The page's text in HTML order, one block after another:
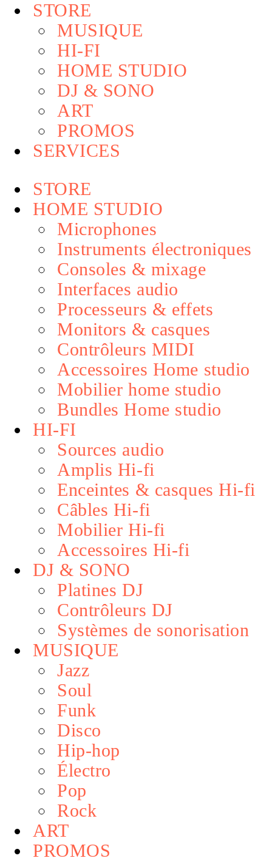
STORE
MUSIQUE
HI-FI
HOME STUDIO
DJ & SONO
ART
PROMOS
SERVICES
STORE
HOME STUDIO
Microphones
Instruments électroniques
Consoles & mixage
Interfaces audio
Processeurs & effets
Monitors & casques
Contrôleurs MIDI
Accessoires Home studio
Mobilier home studio
Bundles Home studio
HI-FI
Sources audio
Amplis Hi-fi
Enceintes & casques Hi-fi
Câbles Hi-fi
Mobilier Hi-fi
Accessoires Hi-fi
DJ & SONO
Platines DJ
Contrôleurs DJ
Systèmes de sonorisation
MUSIQUE
Jazz
Soul
Funk
Disco
Hip-hop
Électro
Pop
Rock
ART
PROMOS